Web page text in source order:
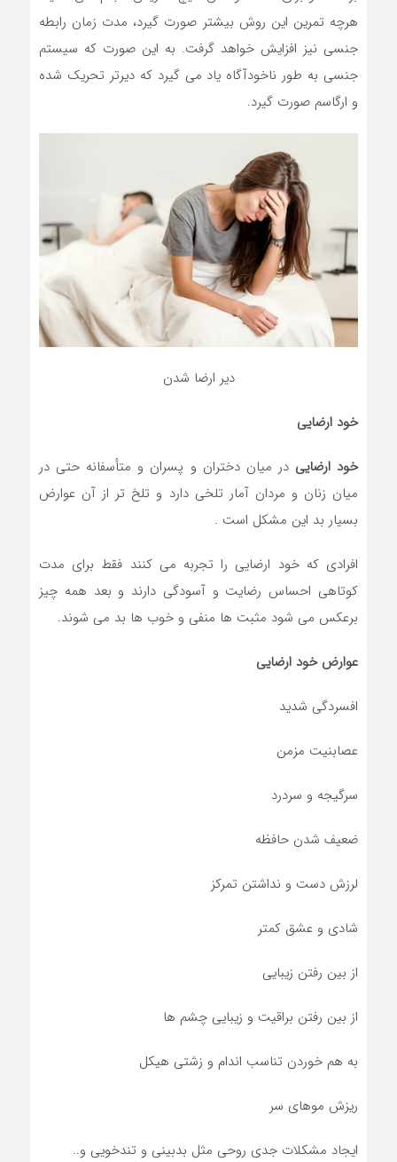
هرچه تمرین این روش بیشتر صورت گیرد، مدت زمان رابطه
جنسی نیز افزایش خواهد گرفت. به این صورت که سیستم
جنسی به طور ناخودآگاه یاد می گیرد که دیرتر تحریک شده
و ارگاسم صورت گیرد.
دیر ارضا شدن
خود ارضایی
خود ارضاییدر میان دختران و پسران و متأسفانه حتی در
میان زنان و مردان آمار تلخی دارد و تلخ تر از آن عوارض
بسیار بد این مشکل است .
افرادی که خود ارضایی را تجربه می کنند فقط برای مدت
کوتاهی احساس رضایت و آسودگی دارند و بعد همه چیز
برعکس می شود مثبت ها منفی و خوب ها بد می شوند.
عوارض خود ارضایی
افسردگی شدید
عصابنیت مزمن
سرگیجه و سردرد
ضعیف شدن حافظه
لرزش دست و نداشتن تمرکز
شادی و عشق کمتر
از بین رفتن زیبایی
از بین رفتن براقیت و زیبایی چشم ها
به هم خوردن تناسب اندام و زشتی هیکل
ریزش موهای سر
ایجاد مشکلات جدی روحی مثل بدبینی و تندخویی و..